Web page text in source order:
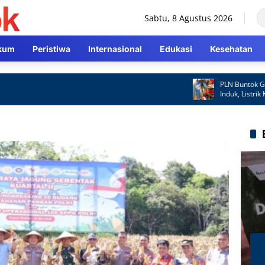
Sabtu, 8 Agustus 2026
Peristiwa Internasional Edukasi Kesehatan
PLN Buntok Gerak
Induk, Listrik
Cepat